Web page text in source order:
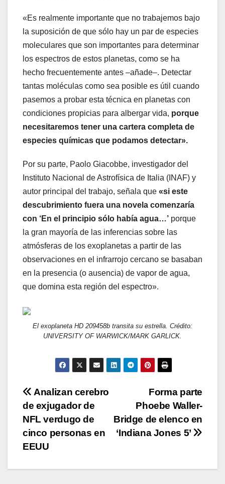
«Es realmente importante que no trabajemos bajo
la suposición de que sólo hay un par de especies
moleculares que son importantes para determinar
los espectros de estos planetas, como se ha
hecho frecuentemente antes –añade–. Detectar
tantas moléculas como sea posible es útil cuando
pasemos a probar esta técnica en planetas con
condiciones propicias para albergar vida, porque
necesitaremos tener una cartera completa de
especies químicas que podamos detectar».
Por su parte, Paolo Giacobbe, investigador del
Instituto Nacional de Astrofísica de Italia (INAF) y
autor principal del trabajo, señala que «si este
descubrimiento fuera una novela comenzaría
con ‘En el principio sólo había agua…’ porque
la gran mayoría de las inferencias sobre las
atmósferas de los exoplanetas a partir de las
observaciones en el infrarrojo cercano se basaban
en la presencia (o ausencia) de vapor de agua,
que domina esta región del espectro».
El exoplaneta HD 209458b transita su estrella. Crédito:
UNIVERSITY OF WARWICK/MARK GARLICK.
Navegación
de
entradas
Forma parte
Phoebe Waller-
Bridge de elenco en
‘Indiana Jones 5’
Analizan cerebro
de exjugador de
NFL verdugo de
cinco personas en
EEUU